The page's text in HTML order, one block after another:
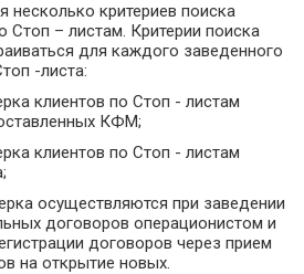
несколько критериев поиска
Стоп – листам. Критерии поиска
для каждого заведенного
-листа:
клиентов по Стоп - листам
КФМ;
клиентов по Стоп - листам
осуществляются при заведении
договоров операционистом и
договоров через прием
на открытие новых.